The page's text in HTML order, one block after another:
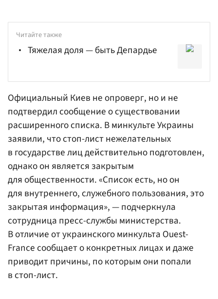
Читайте также
Тяжелая доля — быть Депардье
Официальный Киев не опроверг, но и не
подтвердил сообщение о существовании
расширенного списка. В минкульте Украины
заявили, что стоп-лист нежелательных
в государстве лиц действительно подготовлен,
однако он является закрытым
для общественности. «Список есть, но он
для внутреннего, служебного пользования, это
закрытая информация», — подчеркнула
сотрудница пресс-службы министерства.
В отличие от украинскогоминкульта Ouest-
France сообщает о конкретных лицах и даже
приводит причины, по которым они попали
в стоп-лист.